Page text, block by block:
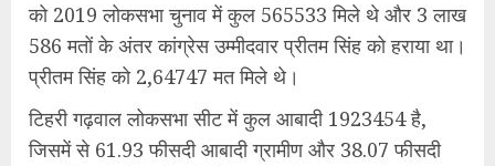
को 2019 लोकसभा चुनाव में कुल 565533 मिले थे और 3 लाख
586 मतों के अंतर कांग्रेस उम्मीदवार प्रीतम सिंह को हराया था।
प्रीतम सिंह को 2,64747 मत मिले थे।
टिहरी गढ़वाल लोकसभा सीट में कुल आबादी 1923454 है,
जिसमें से 61.93 फीसदी आबादी ग्रामीण और 38.07 फीसदी